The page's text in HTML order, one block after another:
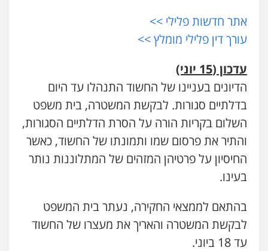
עו"ד בן ממן
פלילי אסירים
ניהול משברים פליליים
חליל ביאדי – משרד עורכי דין
פלילי דיני תעבורה מעצרים וחקירות
פשיעה חמורה
0509636895
עו"ד איהאב זבידאת
עו"ד אליה חן ברק
אתר חדשות פלילי >>
עורך דין פלילי מומלץ >>
עדכון (15 יוני)
הדיונים בעניינו של החשוד התנהלו עד היום
בדלתיים סגורות. לבקשת המשטרה, בית משפט
השלום בקריות הורה על הסרת הדלתיים הסגורות,
והתיר את פרסום שמו ותמונתו של החשוד, כאשר
החיסיון על פרטיהן המזהים של המתלוננות נותר
בעינו.
בהתאם לממצאי החקירה, נעתר בית המשפט
לבקשת המשטרה והאריך את מעצרו של החשוד
עד 18 ביוני.
עו"ד אסף דוק
פלילי עבירות מין
חמורה חקירות ומעצרים
0526885006
עו"ד שלי גורביץ – לוי
משפט פלילי פשיעה חמורה מעצרים
וחקירות צבאי תעבורה
0544218336
משרד עורכי דין חן ברוך
פלילי
משרד עורכי דין טאי שרקי
אסירים